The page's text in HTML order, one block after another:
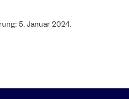
5. Januar 2024.